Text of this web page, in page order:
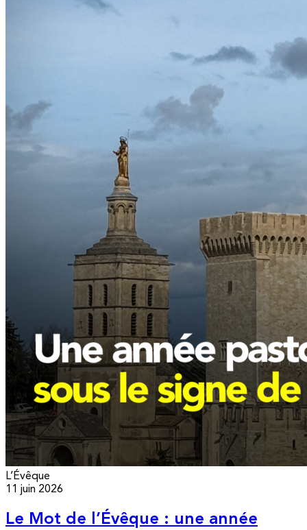
L’Évêque
11 juin 2026
Le Mot de l’Évêque : une année